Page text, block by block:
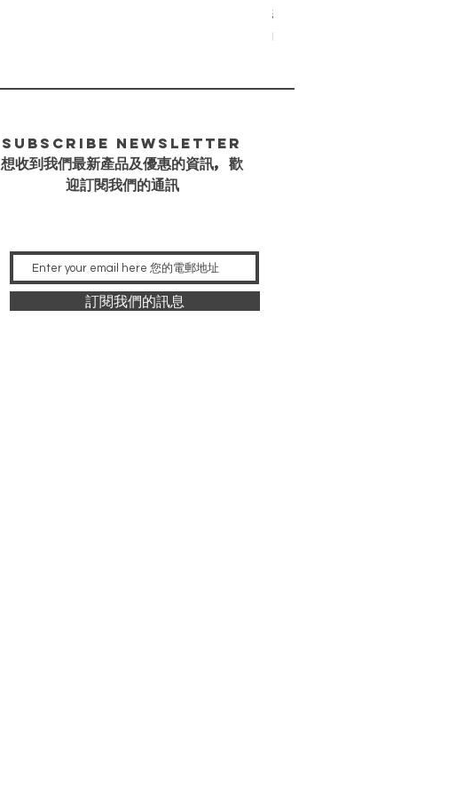
維特塔羅牌 (標準版)
價格
HK$218.00
Subscribe Newsletter
想收到我們最新產品及優惠的資訊, 歡
迎訂閱我們的通訊
訂閱我們的訊息